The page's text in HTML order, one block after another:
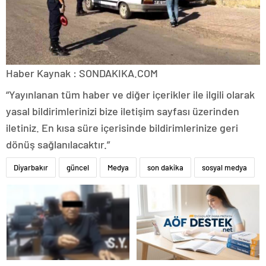
Haber Kaynak : SONDAKIKA.COM
“Yayınlanan tüm haber ve diğer içerikler ile ilgili olarak
yasal bildirimlerinizi bize iletişim sayfası üzerinden
iletiniz. En kısa süre içerisinde bildirimlerinize geri
dönüş sağlanılacaktır.”
Diyarbakır güncel Medya son dakika sosyal medya